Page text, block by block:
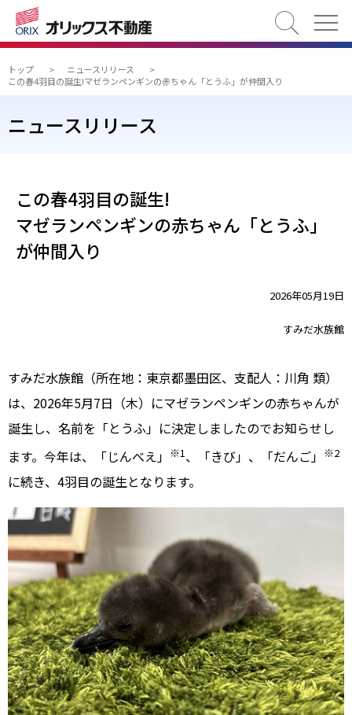
検索
トップ > ニュースリリース
>
この春4羽目の誕生!マゼランペンギンの赤ちゃん「とうふ」が仲間入り
ニュースリリース
この春4羽目の誕生!
マゼランペンギンの赤ちゃん「とうふ」
が仲間入り
2026年05月19日
すみだ水族館
すみだ水族館（所在地：東京都墨田区、支配人：川角 類）
は、2026年5月7日（木）にマゼランペンギンの赤ちゃんが
誕生し、名前を「とうふ」に決定しましたのでお知らせし
ます。今年は、「じんべえ」
※1 、「きび」、「だんご」 ※2
に続き、4羽目の誕生となります。